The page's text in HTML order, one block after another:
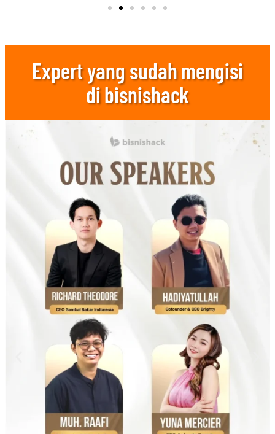
Expert yang sudah mengisi
di bisnishack